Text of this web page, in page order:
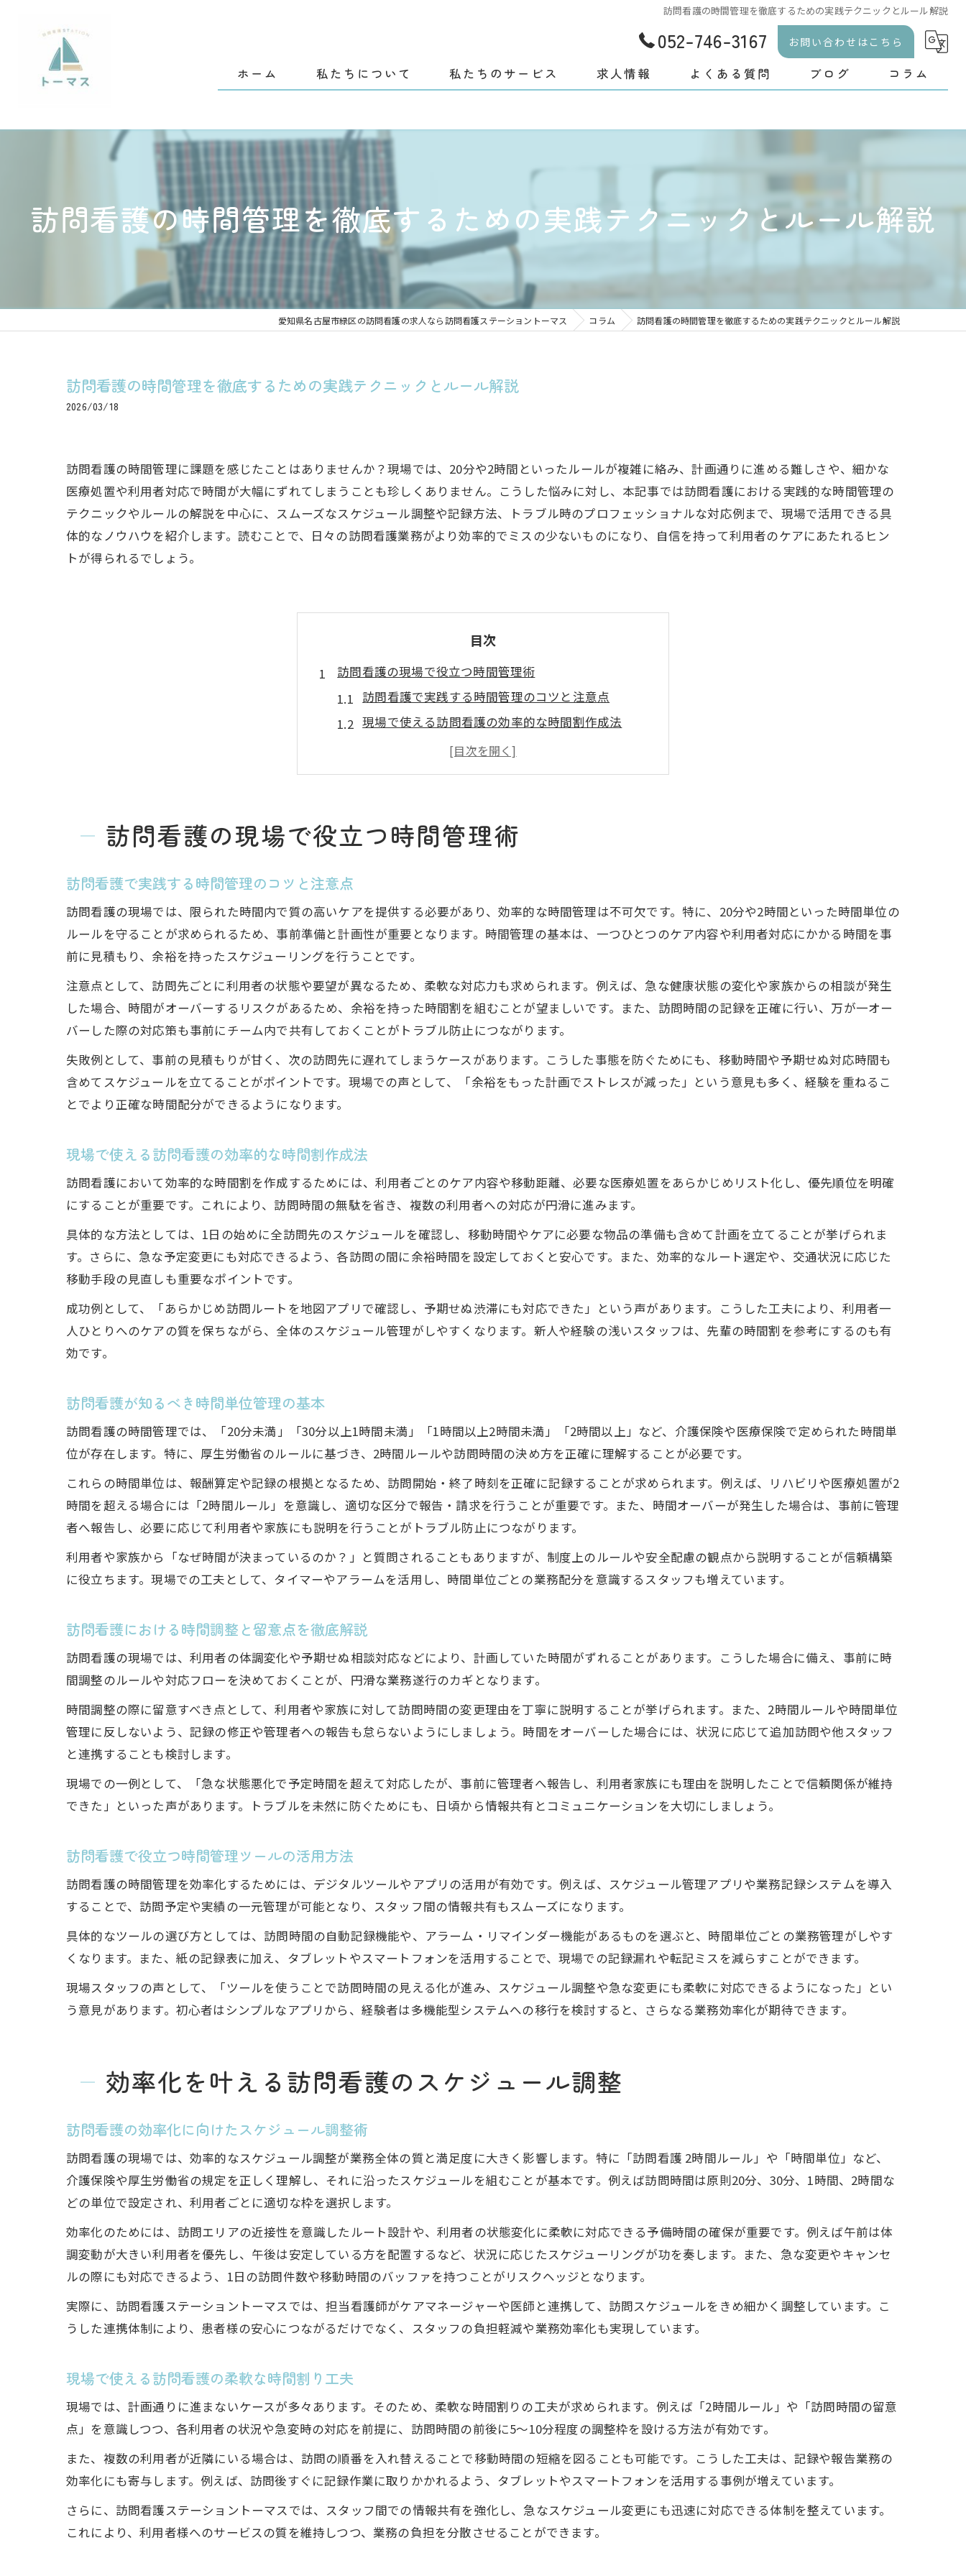
訪問看護の時間管理を徹底するための実践テクニックとルール解説
052-746-3167 お問い合わせはこちら
ホーム 私たちについて 私たちのサービス 求人情報 よくある質問 ブログ コラム
訪問看護の時間管理を徹底するための実践テクニックとルール解説
愛知県名古屋市緑区の訪問看護の求人なら訪問看護ステーショントーマス コラム 訪問看護の時間管理を徹底するための実践テクニックとルール解説
訪問看護の時間管理を徹底するための実践テクニックとルール解説
2026/03/18
訪問看護の時間管理に課題を感じたことはありませんか？現場では、20分や2時間といったルールが複雑に絡み、計画通りに進める難しさや、細かな
医療処置や利用者対応で時間が大幅にずれてしまうことも珍しくありません。こうした悩みに対し、本記事では訪問看護における実践的な時間管理の
テクニックやルールの解説を中心に、スムーズなスケジュール調整や記録方法、トラブル時のプロフェッショナルな対応例まで、現場で活用できる具
体的なノウハウを紹介します。読むことで、日々の訪問看護業務がより効率的でミスの少ないものになり、自信を持って利用者のケアにあたれるヒン
トが得られるでしょう。
目次
訪問看護の現場で役立つ時間管理術
訪問看護で実践する時間管理のコツと注意点
現場で使える訪問看護の効率的な時間割作成法
訪問看護が知るべき時間単位管理の基本
訪問看護における時間調整と留意点を徹底解説
効率化を叶える訪問看護のスケジュール調整
訪問看護の効率化に向けたスケジュール調整術
訪問看護の時間配分を最適化する実践テクニック
訪問看護が直面するスケジュール調整のポイント
訪問看護の2時間ルールと厚生労働省の指針解説
リハビリにおける訪問看護の2時間以上対応例
訪問看護2時間ルールの例外と記録方法の実際
訪問看護での時間オーバーを防ぐ仕事術
訪問看護の現場で活かせる時間短縮アイデア
訪問看護の時間オーバー事例と対応策まとめ
訪問看護での時間配分ミスを防ぐチェックポイント
訪問看護業務における時間管理の工夫と事前準備
訪問看護の訪問時間決定で意識したい要点
訪問看護の訪問時間を柔軟に調整する工夫
忙しい日も安心な訪問看護の時間単位管理法
訪問看護の時間単位管理で業務効率化を実現
忙しい現場で役立つ訪問看護の時間単位テクニック
訪問看護の時間単位管理のポイントと注意点
訪問看護で時間単位を意識した計画作成法
利用者ごとの訪問看護時間単位調整の工夫
訪問看護の現場で役立つ時間管理術
訪問看護で実践する時間管理のコツと注意点
訪問看護の現場では、限られた時間内で質の高いケアを提供する必要があり、効率的な時間管理は不可欠です。特に、20分や2時間といった時間単位の
ルールを守ることが求められるため、事前準備と計画性が重要となります。時間管理の基本は、一つひとつのケア内容や利用者対応にかかる時間を事
前に見積もり、余裕を持ったスケジューリングを行うことです。
注意点として、訪問先ごとに利用者の状態や要望が異なるため、柔軟な対応力も求められます。例えば、急な健康状態の変化や家族からの相談が発生
した場合、時間がオーバーするリスクがあるため、余裕を持った時間割を組むことが望ましいです。また、訪問時間の記録を正確に行い、万が一オー
バーした際の対応策も事前にチーム内で共有しておくことがトラブル防止につながります。
失敗例として、事前の見積もりが甘く、次の訪問先に遅れてしまうケースがあります。こうした事態を防ぐためにも、移動時間や予期せぬ対応時間も
含めてスケジュールを立てることがポイントです。現場での声として、「余裕をもった計画でストレスが減った」という意見も多く、経験を重ねるこ
とでより正確な時間配分ができるようになります。
現場で使える訪問看護の効率的な時間割作成法
訪問看護において効率的な時間割を作成するためには、利用者ごとのケア内容や移動距離、必要な医療処置をあらかじめリスト化し、優先順位を明確
にすることが重要です。これにより、訪問時間の無駄を省き、複数の利用者への対応が円滑に進みます。
具体的な方法としては、1日の始めに全訪問先のスケジュールを確認し、移動時間やケアに必要な物品の準備も含めて計画を立てることが挙げられま
す。さらに、急な予定変更にも対応できるよう、各訪問の間に余裕時間を設定しておくと安心です。また、効率的なルート選定や、交通状況に応じた
移動手段の見直しも重要なポイントです。
成功例として、「あらかじめ訪問ルートを地図アプリで確認し、予期せぬ渋滞にも対応できた」という声があります。こうした工夫により、利用者一
人ひとりへのケアの質を保ちながら、全体のスケジュール管理がしやすくなります。新人や経験の浅いスタッフは、先輩の時間割を参考にするのも有
効です。
訪問看護が知るべき時間単位管理の基本
訪問看護の時間管理では、「20分未満」「30分以上1時間未満」「1時間以上2時間未満」「2時間以上」など、介護保険や医療保険で定められた時間単
位が存在します。特に、厚生労働省のルールに基づき、2時間ルールや訪問時間の決め方を正確に理解することが必要です。
これらの時間単位は、報酬算定や記録の根拠となるため、訪問開始・終了時刻を正確に記録することが求められます。例えば、リハビリや医療処置が2
時間を超える場合には「2時間ルール」を意識し、適切な区分で報告・請求を行うことが重要です。また、時間オーバーが発生した場合は、事前に管理
者へ報告し、必要に応じて利用者や家族にも説明を行うことがトラブル防止につながります。
利用者や家族から「なぜ時間が決まっているのか？」と質問されることもありますが、制度上のルールや安全配慮の観点から説明することが信頼構築
に役立ちます。現場での工夫として、タイマーやアラームを活用し、時間単位ごとの業務配分を意識するスタッフも増えています。
訪問看護における時間調整と留意点を徹底解説
訪問看護の現場では、利用者の体調変化や予期せぬ相談対応などにより、計画していた時間がずれることがあります。こうした場合に備え、事前に時
間調整のルールや対応フローを決めておくことが、円滑な業務遂行のカギとなります。
時間調整の際に留意すべき点として、利用者や家族に対して訪問時間の変更理由を丁寧に説明することが挙げられます。また、2時間ルールや時間単位
管理に反しないよう、記録の修正や管理者への報告も怠らないようにしましょう。時間をオーバーした場合には、状況に応じて追加訪問や他スタッフ
と連携することも検討します。
現場での一例として、「急な状態悪化で予定時間を超えて対応したが、事前に管理者へ報告し、利用者家族にも理由を説明したことで信頼関係が維持
できた」といった声があります。トラブルを未然に防ぐためにも、日頃から情報共有とコミュニケーションを大切にしましょう。
訪問看護で役立つ時間管理ツールの活用方法
訪問看護の時間管理を効率化するためには、デジタルツールやアプリの活用が有効です。例えば、スケジュール管理アプリや業務記録システムを導入
することで、訪問予定や実績の一元管理が可能となり、スタッフ間の情報共有もスムーズになります。
具体的なツールの選び方としては、訪問時間の自動記録機能や、アラーム・リマインダー機能があるものを選ぶと、時間単位ごとの業務管理がしやす
くなります。また、紙の記録表に加え、タブレットやスマートフォンを活用することで、現場での記録漏れや転記ミスを減らすことができます。
現場スタッフの声として、「ツールを使うことで訪問時間の見える化が進み、スケジュール調整や急な変更にも柔軟に対応できるようになった」とい
う意見があります。初心者はシンプルなアプリから、経験者は多機能型システムへの移行を検討すると、さらなる業務効率化が期待できます。
効率化を叶える訪問看護のスケジュール調整
訪問看護の効率化に向けたスケジュール調整術
訪問看護の現場では、効率的なスケジュール調整が業務全体の質と満足度に大きく影響します。特に「訪問看護 2時間ルール」や「時間単位」など、
介護保険や厚生労働省の規定を正しく理解し、それに沿ったスケジュールを組むことが基本です。例えば訪問時間は原則20分、30分、1時間、2時間な
どの単位で設定され、利用者ごとに適切な枠を選択します。
効率化のためには、訪問エリアの近接性を意識したルート設計や、利用者の状態変化に柔軟に対応できる予備時間の確保が重要です。例えば午前は体
調変動が大きい利用者を優先し、午後は安定している方を配置するなど、状況に応じたスケジューリングが功を奏します。また、急な変更やキャンセ
ルの際にも対応できるよう、1日の訪問件数や移動時間のバッファを持つことがリスクヘッジとなります。
実際に、訪問看護ステーショントーマスでは、担当看護師がケアマネージャーや医師と連携して、訪問スケジュールをきめ細かく調整しています。こ
うした連携体制により、患者様の安心につながるだけでなく、スタッフの負担軽減や業務効率化も実現しています。
現場で使える訪問看護の柔軟な時間割り工夫
現場では、計画通りに進まないケースが多々あります。そのため、柔軟な時間割りの工夫が求められます。例えば「2時間ルール」や「訪問時間の留意
点」を意識しつつ、各利用者の状況や急変時の対応を前提に、訪問時間の前後に5〜10分程度の調整枠を設ける方法が有効です。
また、複数の利用者が近隣にいる場合は、訪問の順番を入れ替えることで移動時間の短縮を図ることも可能です。こうした工夫は、記録や報告業務の
効率化にも寄与します。例えば、訪問後すぐに記録作業に取りかかれるよう、タブレットやスマートフォンを活用する事例が増えています。
さらに、訪問看護ステーショントーマスでは、スタッフ間での情報共有を強化し、急なスケジュール変更にも迅速に対応できる体制を整えています。
これにより、利用者様へのサービスの質を維持しつつ、業務の負担を分散させることができます。